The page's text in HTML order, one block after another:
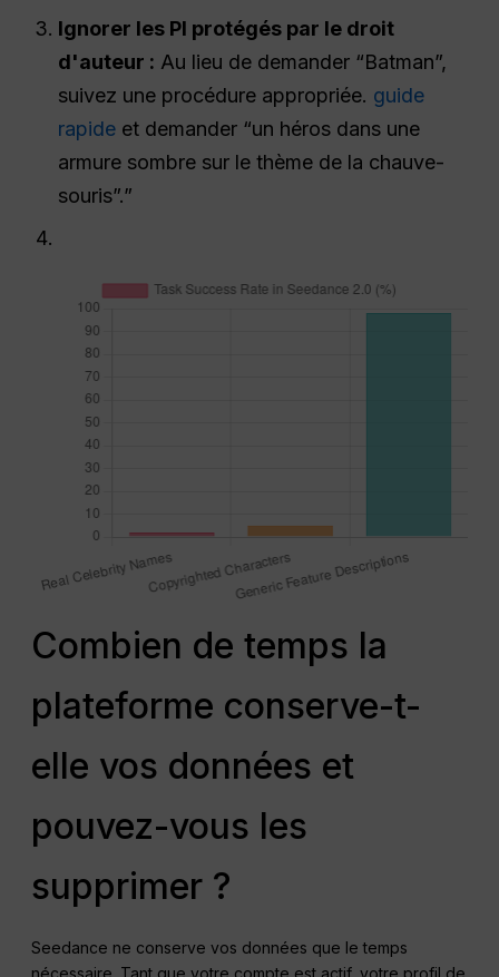
Ignorer les PI protégés par le droit
d'auteur : Au lieu de demander “Batman”,
suivez une procédure appropriée. guide
rapide et demander “un héros dans une
armure sombre sur le thème de la chauve-
souris”.”
Combien de temps la
plateforme conserve-t-
elle vos données et
pouvez-vous les
supprimer ?
Seedance ne conserve vos données que le temps